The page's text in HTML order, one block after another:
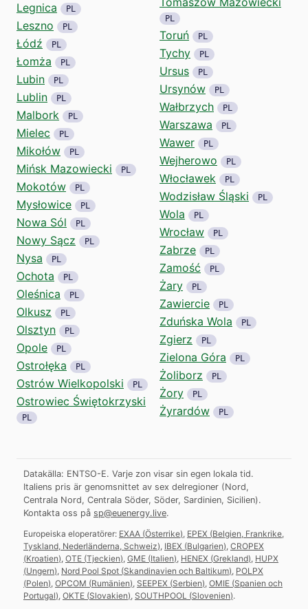
Legnica PL
Leszno PL
Łódź PL
Łomża PL
Lubin PL
Lublin PL
Malbork PL
Mielec PL
Mikołów PL
Mińsk Mazowiecki PL
Mokotów PL
Mysłowice PL
Nowa Sól PL
Nowy Sącz PL
Nysa PL
Ochota PL
Oleśnica PL
Olkusz PL
Olsztyn PL
Opole PL
Ostrołęka PL
Ostrów Wielkopolski PL
Ostrowiec Świętokrzyski
PL
PL
Toruń PL
Tychy PL
Ursus PL
Ursynów PL
Wałbrzych PL
Warszawa PL
Wawer PL
Wejherowo PL
Włocławek PL
Wodzisław Śląski PL
Wola PL
Wrocław PL
Zabrze PL
Zamość PL
Żary PL
Zawiercie PL
Zduńska Wola PL
Zgierz PL
Zielona Góra PL
Żoliborz PL
Żory PL
Żyrardów PL
Datakälla: ENTSO-E. Varje zon visar sin egen lokala tid.
Italiens pris är genomsnittet av sex delregioner (Nord,
Centrala Nord, Centrala Söder, Söder, Sardinien, Sicilien).
Kontakta oss på sp@euenergy.live.
Europeiska eloperatörer: EXAA (Österrike) EPEX (Belgien, Frankrike,
Tyskland, Nederländerna, Schweiz) IBEX (Bulgarien) CROPEX
(Kroatien) OTE (Tjeckien) GME (Italien) HENEX (Grekland) HUPX
(Ungern) Nord Pool Spot (Skandinavien och Baltikum) POLPX
(Polen) OPCOM (Rumänien) SEEPEX (Serbien) OMIE (Spanien och
Portugal) OKTE (Slovakien) SOUTHPOOL (Slovenien).